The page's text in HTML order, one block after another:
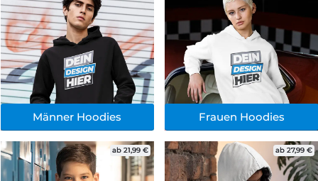
Männer Hoodies
ab 21,99 € ab 27,99 €
Frauen Hoodies